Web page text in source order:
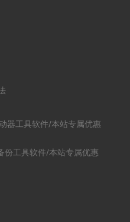
器工具软件/本站专属优惠
份工具软件/本站专属优惠